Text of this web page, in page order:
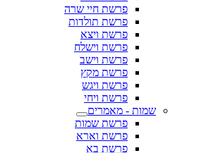
פרשת חיי שרה
פרשת תולדות
פרשת ויצא
פרשת וישלח
פרשת וישב
פרשת מקץ
פרשת ויגש
פרשת ויחי
שמות - מאמרים
פרשת שמות
פרשת וארא
פרשת בא